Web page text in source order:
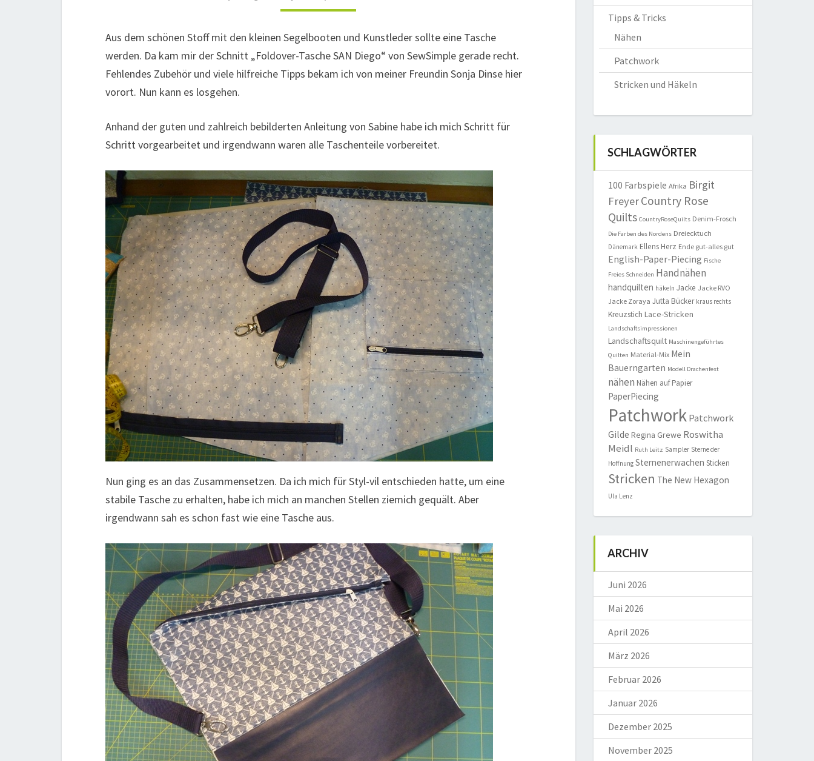
Aus dem schönen Stoff mit den kleinen Segelbooten und Kunstleder sollte eine Tasche
werden. Da kam mir der Schnitt „Foldover-Tasche SAN Diego“ von SewSimple gerade recht.
Fehlendes Zubehör und viele hilfreiche Tipps bekam ich von meiner Freundin Sonja Dinse hier
vorort. Nun kann es losgehen.
Anhand der guten und zahlreich bebilderten Anleitung von Sabine habe ich mich Schritt für
Schritt vorgearbeitet und irgendwann waren alle Taschenteile vorbereitet.
Nun ging es an das Zusammensetzen. Da ich mich für Styl-vil entschieden hatte, um eine
stabile Tasche zu erhalten, habe ich mich an manchen Stellen ziemich gequält. Aber
irgendwann sah es schon fast wie eine Tasche aus.
Tipps & Tricks
Nähen
Patchwork
Stricken und Häkeln
SCHLAGWÖRTER
100 Farbspiele Afrika Birgit
FreyerCountry Rose
Quilts CountryRoseQuilts Denim-Frosch
Die Farben des Nordens Dreiecktuch
Dänemark Ellens Herz Ende gut-alles gut
English-Paper-Piecing Fische
Freies Schneiden Handnähen
handquilten häkeln Jacke Jacke RVO
Jacke Zoraya Jutta Bücker kraus rechts
Kreuzstich Lace-Stricken
Landschaftsimpressionen
Landschaftsquilt Maschinengeführtes
Quilten Material-Mix Mein
Bauerngarten Modell Drachenfest
nähen Nähen auf Papier
PaperPiecing
Patchwork Patchwork
Gilde Regina Grewe Roswitha
Meidl Ruth Leitz Sampler Sterne der
Hoffnung Sternenerwachen Sticken
Stricken The New Hexagon
Ula Lenz
ARCHIV
Juni 2026
Mai 2026
April 2026
März 2026
Februar 2026
Januar 2026
Dezember 2025
November 2025